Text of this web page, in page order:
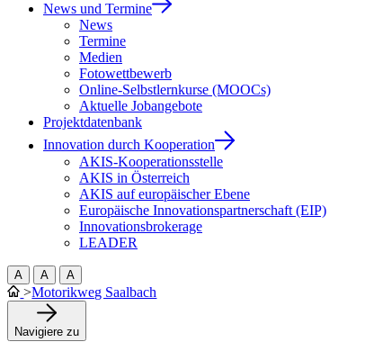
News und Termine
News
Termine
Medien
Fotowettbewerb
Online-Selbstlernkurse (MOOCs)
Aktuelle Jobangebote
Projektdatenbank
Innovation durch Kooperation
AKIS-Kooperationsstelle
AKIS in Österreich
AKIS auf europäischer Ebene
Europäische Innovationspartnerschaft (EIP)
Innovationsbrokerage
LEADER
A A A
>Motorikweg Saalbach
Navigiere zu